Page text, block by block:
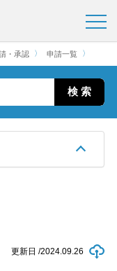
・承認 〉 申請一覧 〉
更新日 /2024.09.26